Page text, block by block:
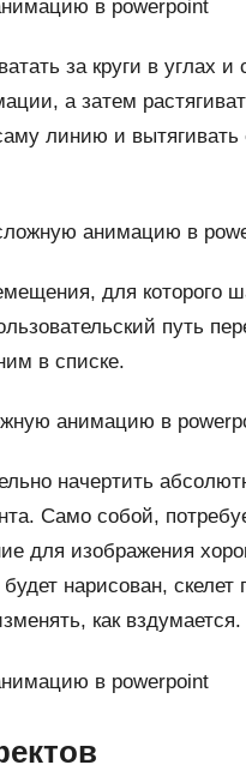
за круги в углах и
а затем
линию и
для которого
путь
в списке.
начертить
Само собой,
для изображения
нарисован,
как вздумается.